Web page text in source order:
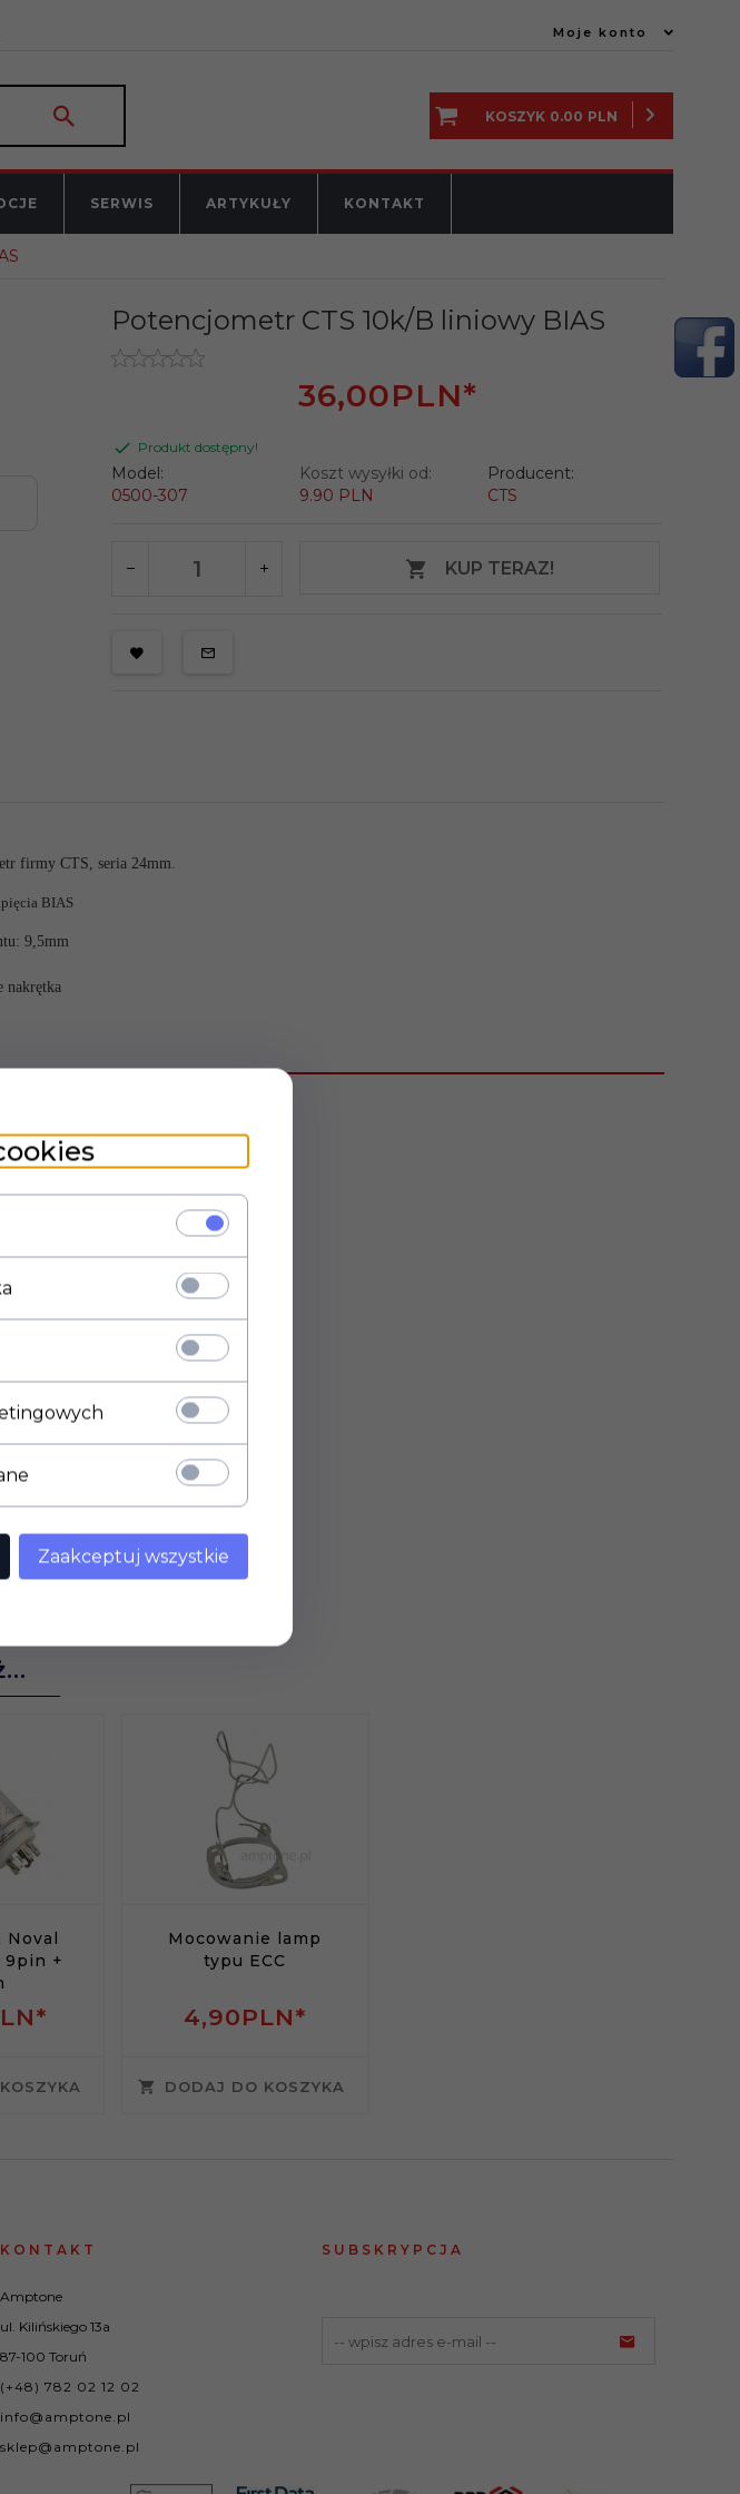
Moje konto
KOSZYK 0.00 PLN
SERWIS ARTYKUŁY KONTAKT
Potencjometr CTS 10k/B liniowy BIAS
36,00PLN*
Produkt dostępny!
Model:
0500-307
Koszt wysyłki od:
9.90 PLN
Producent:
CTS
KUP TERAZ!
firmy CTS, seria 24mm.
BIAS
9,5mm
nakrętka
Noval
9pin +
Mocowanie lamp
typu ECC
4,90PLN*
DODAJ DO KOSZYKA
KONTAKT
Amptone
ul. Kilińskiego 13a
87-100 Toruń
(+48) 782 02 12 02
info@amptone.pl
sklep@amptone.pl
SUBSKRYPCJA
Zaakceptuj wszystkie